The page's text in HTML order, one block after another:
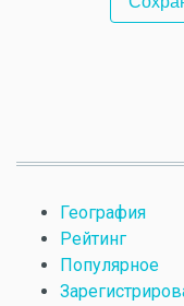
География
Рейтинг
Популярное